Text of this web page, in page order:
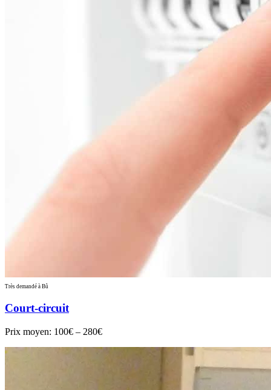
Très demandé à Bû
Court-circuit
Prix moyen: 100€ – 280€